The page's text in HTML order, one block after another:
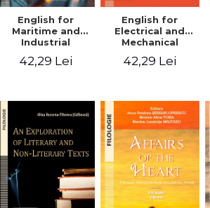
English for
Maritime and
Industrial
42,29 Lei
English for
Electrical and
Mechanical
Student’s book
42,29 Lei